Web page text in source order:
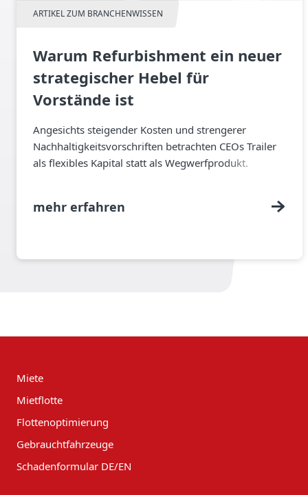
ARTIKEL ZUM BRANCHENWISSEN
Warum Refurbishment ein neuer
strategischer Hebel für
Vorstände ist
Angesichts steigender Kosten und strengerer
Nachhaltigkeitsvorschriften betrachten CEOs Trailer
als flexibles Kapital statt als Wegwerfprodukt.
mehr erfahren
Miete
Mietflotte
Flottenoptimierung
Gebrauchtfahrzeuge
Schadenformular DE/EN